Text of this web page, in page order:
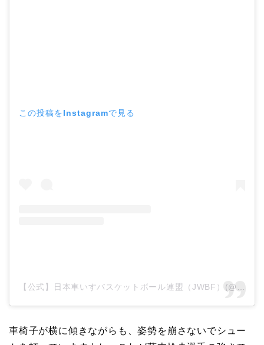
この投稿をInstagramで見る
車椅子が横に傾きながらも、姿勢を崩さないでシュー